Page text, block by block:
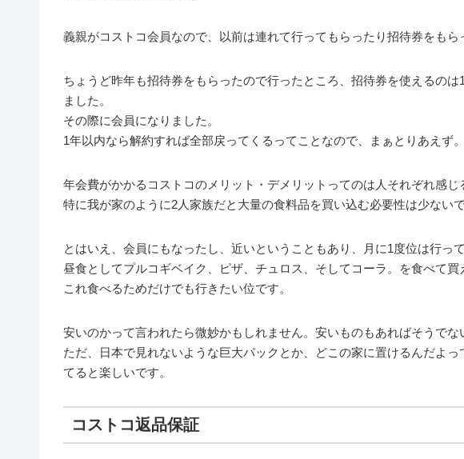
義親がコストコ会員なので、以前は連れて行ってもらったり招待券をもら
ちょうど昨年も招待券をもらったので行ったところ、招待券を使えるの
ました。
その際に会員になりました。
1年以内なら解約すれば全部戻ってくるってことなので、まぁとりあえず。
年会費がかかるコストコのメリット・デメリットってのは人それぞれ感じ
特に我が家のように2人家族だと大量の食料品を買い込む必要性は少ないで
とはいえ、会員にもなったし、近いということもあり、月に1度位は行って
昼食としてプルコギベイク、ピザ、チュロス、そしてコーラ。を食べて買
これ食べるためだけでも行きたい位です。
安いのかって言われたら微妙かもしれません。安いものもあればそうでな
ただ、日本で見れないような巨大パックとか、どこの家に置けるんだよ
てると楽しいです。
コストコ返品保証